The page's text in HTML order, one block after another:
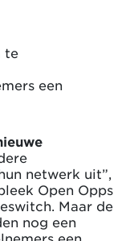
te
een
netwerk uit”,
Open Opps
Maar de
nog een
een